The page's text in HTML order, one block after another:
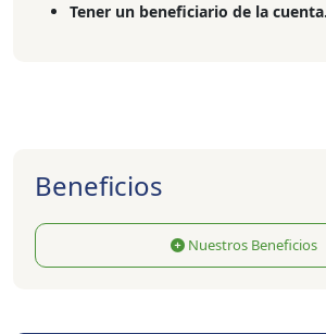
Tener un beneficiario de la cuenta.
Beneficios
Nuestros Beneficios